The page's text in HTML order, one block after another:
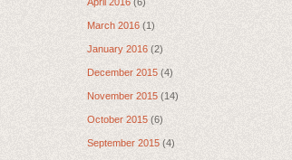
March 2016 (1)
January 2016 (2)
December 2015 (4)
November 2015 (14)
October 2015 (6)
September 2015 (4)